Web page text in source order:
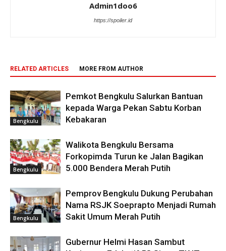
Admin1doo6
https://spoiler.id
RELATED ARTICLES MORE FROM AUTHOR
Bengkulu
Pemkot Bengkulu Salurkan Bantuan
kepada Warga Pekan Sabtu Korban
Kebakaran
Bengkulu
Walikota Bengkulu Bersama
Forkopimda Turun ke Jalan Bagikan
5.000 Bendera Merah Putih
Bengkulu
Pemprov Bengkulu Dukung Perubahan
Nama RSJK Soeprapto Menjadi Rumah
Sakit Umum Merah Putih
Gubernur Helmi Hasan Sambut